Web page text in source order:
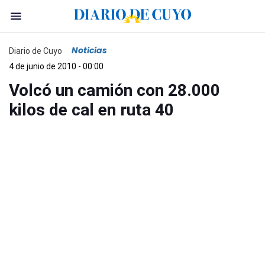
Diario de Cuyo Noticias
4 de junio de 2010 - 00:00
Volcó un camión con 28.000
kilos de cal en ruta 40